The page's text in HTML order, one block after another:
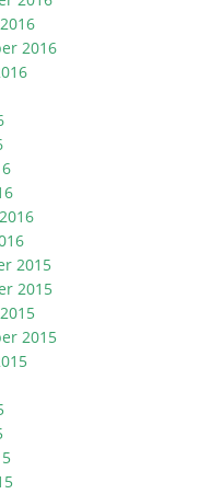
2016
2015
2015
2015